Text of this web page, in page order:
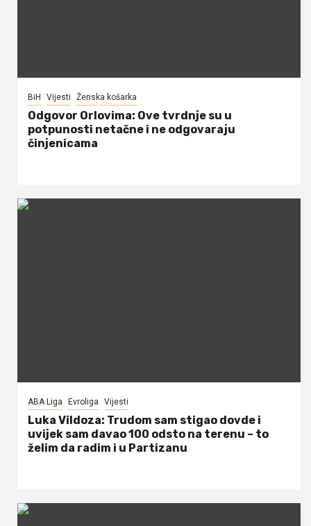
BiH Vijesti Ženska košarka
Odgovor Orlovima: ​Ove tvrdnje su u
potpunosti netačne i ne odgovaraju
činjenicama
ABA Liga Evroliga Vijesti
Luka Vildoza: Trudom sam stigao dovde i
uvijek sam davao 100 odsto na terenu – to
želim da radim i u Partizanu